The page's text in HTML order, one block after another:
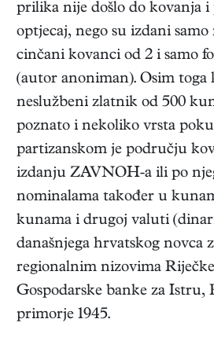
prilika nije došlo do kovanja i
optjecaj, nego su izdani
cinčani kovanci od 2 i samo
(autor anoniman). Osim toga
neslužbeni zlatnik od 500
poznato i nekoliko vrsta
partizanskom je području
izdanju ZAVNOH-a ili po
nominalama također u
kunama i drugoj valuti
današnjega hrvatskog novca
regionalnim nizovima
Gospodarske banke za
primorje 1945.